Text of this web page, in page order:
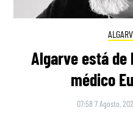
Algarve está
médico
07:58 7 Agosto,